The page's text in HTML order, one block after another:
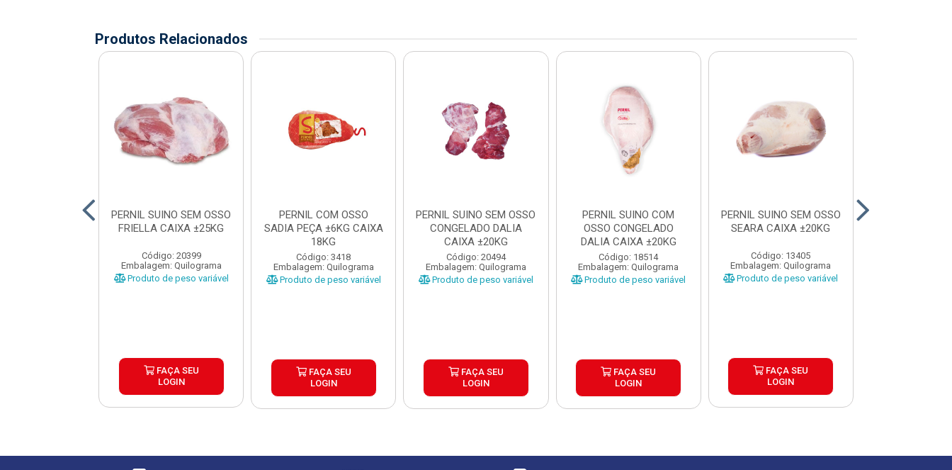
Produtos Relacionados
PERNIL SUINO SEM OSSO
FRIELLA CAIXA ±25KG
Código: 20399
Embalagem: Quilograma
Produto de peso variável
FAÇA SEU
LOGIN
PERNIL COM OSSO
SADIA PEÇA ±6KG CAIXA
18KG
Código: 3418
Embalagem: Quilograma
Produto de peso variável
FAÇA SEU
LOGIN
PERNIL SUINO SEM OSSO
CONGELADO DALIA
CAIXA ±20KG
Código: 20494
Embalagem: Quilograma
Produto de peso variável
FAÇA SEU
LOGIN
PERNIL SUINO COM
OSSO CONGELADO
DALIA CAIXA ±20KG
Código: 18514
Embalagem: Quilograma
Produto de peso variável
FAÇA SEU
LOGIN
PERNIL SUINO SEM OSSO
SEARA CAIXA ±20KG
Código: 13405
Embalagem: Quilograma
Produto de peso variável
FAÇA SEU
LOGIN